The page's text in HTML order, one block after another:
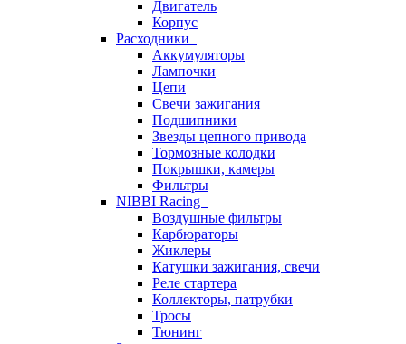
Двигатель
Корпус
Расходники
Аккумуляторы
Лампочки
Цепи
Свечи зажигания
Подшипники
Звезды цепного привода
Тормозные колодки
Покрышки, камеры
Фильтры
NIBBI Racing
Воздушные фильтры
Карбюраторы
Жиклеры
Катушки зажигания, свечи
Реле стартера
Коллекторы, патрубки
Тросы
Тюнинг